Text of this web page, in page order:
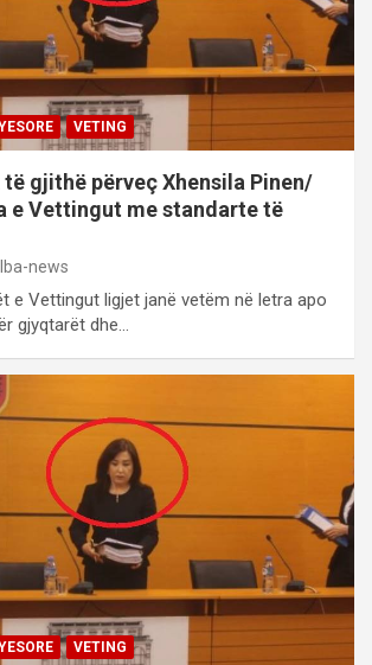
VETING
gjithë përveç Xhensila Pinen/
e Vettingut me standarte të
news
e Vettingut ligjet janë vetëm në letra apo
gjyqtarët dhe…
VETING